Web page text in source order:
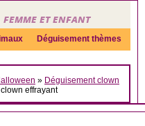
et enfant
Déguisement thèmes
par genre Idées
» Déguisement clown
effrayant